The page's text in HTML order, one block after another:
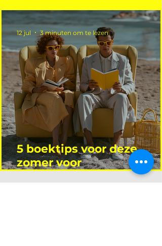
5 boektips voor deze
zomer voor
interieurprofessionals
12 jul 3 minuten om te lezen